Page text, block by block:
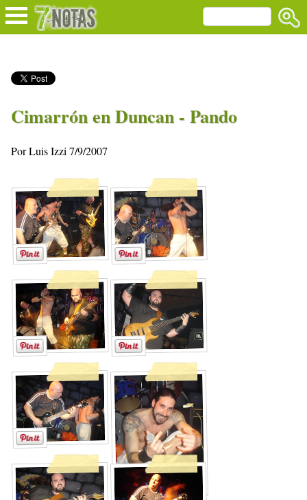
Cimarrón en Duncan - Pando
Por Luis Izzi 7/9/2007